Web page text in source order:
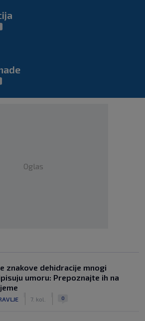
Oglas
znakove dehidracije mnogi
umoru: Prepoznajte ih na
7. kol. 0